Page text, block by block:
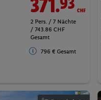
371. CHF
2 Pers. / 7 Nächte
/ 743.86 CHF
Gesamt
796 € Gesamt